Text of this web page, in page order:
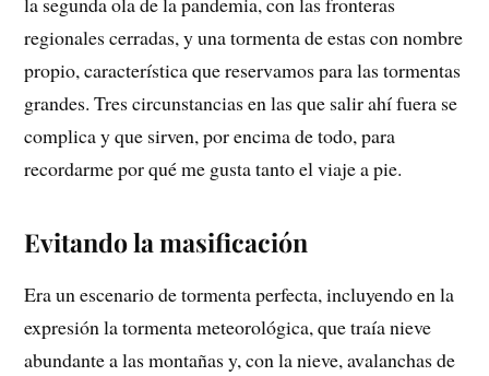
regionales cerradas, y una tormenta de estas con nombre
propio, característica que reservamos para las tormentas
grandes. Tres circunstancias en las que salir ahí fuera se
complica y que sirven, por encima de todo, para
recordarme por qué me gusta tanto el viaje a pie.
Evitando la masificación
Era un escenario de tormenta perfecta, incluyendo en la
expresión la tormenta meteorológica, que traía nieve
abundante a las montañas y, con la nieve, avalanchas de